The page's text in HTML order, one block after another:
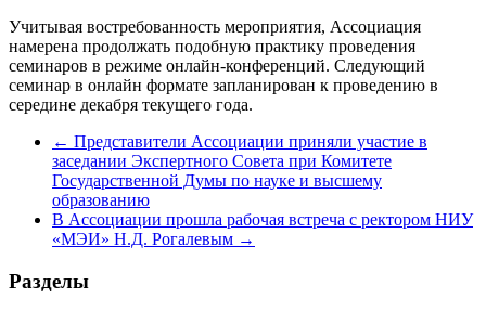
Учитывая востребованность мероприятия, Ассоциация
намерена продолжать подобную практику проведения
семинаров в режиме онлайн-конференций. Следующий
семинар в онлайн формате запланирован к проведению в
середине декабря текущего года.
← Представители Ассоциации приняли участие в
заседании Экспертного Совета при Комитете
Государственной Думы по науке и высшему
образованию
В Ассоциации прошла рабочая встреча с ректором НИУ
«МЭИ» Н.Д. Рогалевым →
Разделы